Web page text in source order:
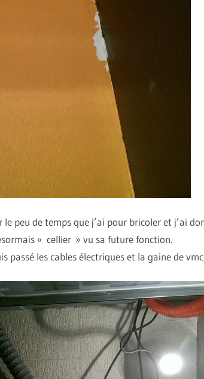
le peu de temps que j’ai pour bricoler et j’ai
« cellier » vu sa future fonction.
passé les cables électriques et la gaine de